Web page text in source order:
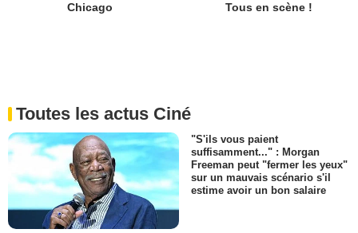
Chicago Tous en scène !
Toutes les actus Ciné
"S'ils vous paient
suffisamment..." : Morgan
Freeman peut "fermer les yeux"
sur un mauvais scénario s'il
estime avoir un bon salaire